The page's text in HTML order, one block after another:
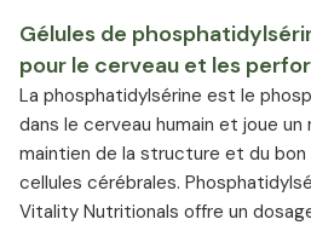
Gélules de
pour le cerveau et les
La phosphatidylsérine est le
dans le cerveau humain et joue
maintien de la structure et du
cellules cérébrales.
Vitality Nutritionals offre un